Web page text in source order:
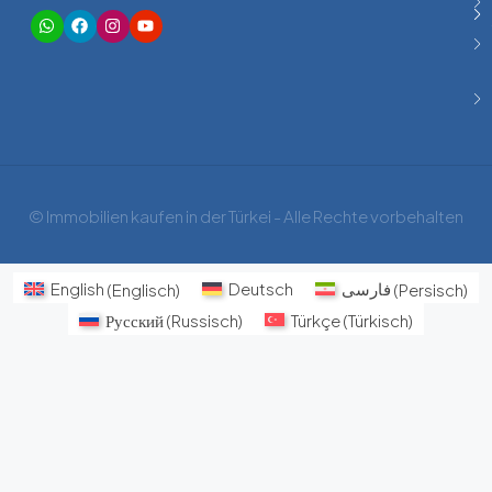
© Immobilien kaufen in der Türkei - Alle Rechte vorbehalten
English (Englisch) Deutsch فارسی (Persisch)
Русский(Russisch) Türkçe(Türkisch)